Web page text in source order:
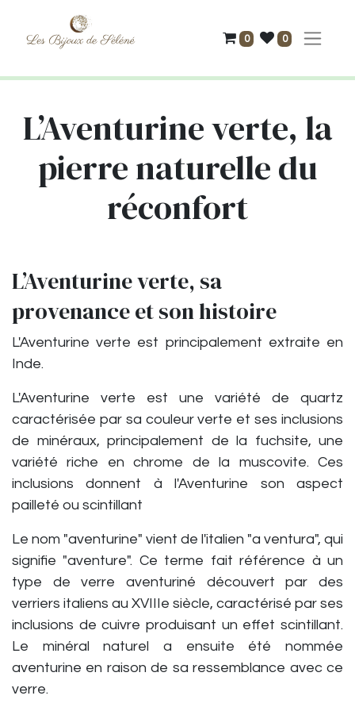
0 0
L’Aventurine verte, la
pierre naturelle du
réconfort
L’Aventurine verte, sa
provenance et son histoire
L'Aventurine verte est principalement extraite en
Inde.
L'Aventurine verte est une variété de quartz
caractérisée par sa couleur verte et ses inclusions
de minéraux, principalement de la fuchsite, une
variété riche en chrome de la muscovite. Ces
inclusions donnent à l'Aventurine son aspect
pailleté ou scintillant
Le nom "aventurine" vient de l'italien "a ventura", qui
signifie "aventure". Ce terme fait référence à un
type de verre aventuriné découvert par des
verriers italiens au XVIIIe siècle, caractérisé par ses
inclusions de cuivre produisant un effet scintillant.
Le minéral naturel a ensuite été nommée
aventurine en raison de sa ressemblance avec ce
verre.